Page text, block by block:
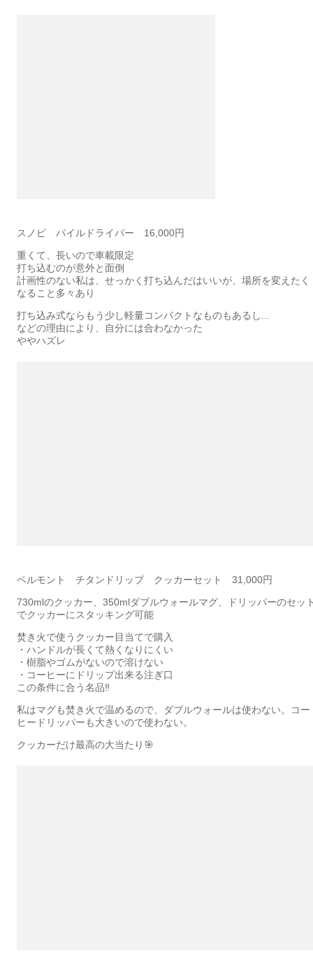
スノピ パイルドライバー 16,000円
重くて、長いので車載限定
打ち込むのが意外と面倒
計画性のない私は、せっかく打ち込んだはいいが、場所を変えたく
なること多々あり
打ち込み式ならもう少し軽量コンパクトなものもあるし...
などの理由により、自分には合わなかった
ややハズレ
ベルモント チタンドリップ クッカーセット 31,000円
730mlのクッカー、350mlダブルウォールマグ、ドリッパーのセッ
でクッカーにスタッキング可能
焚き火で使うクッカー目当てで購入
・ハンドルが長くて熱くなりにくい
・樹脂やゴムがないので溶けない
・コーヒーにドリップ出来る注ぎ口
この条件に合う名品‼️
私はマグも焚き火で温めるので、ダブルウォールは使わない。コー
ヒードリッパーも大きいので使わない。
クッカーだけ最高の大当たり🎯